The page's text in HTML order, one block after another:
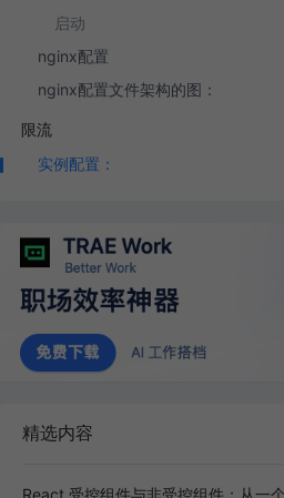
启动
nginx配置
nginx配置文件架构的图：
限流
实例配置：
精选内容
React 受控组件与非受控组件：从一